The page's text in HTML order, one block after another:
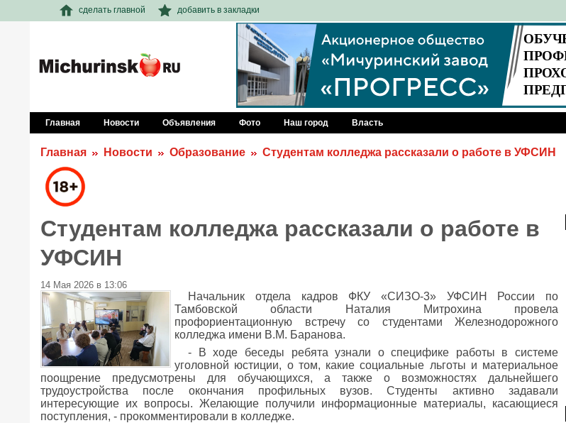
сделать главной добавить в закладки
Главная Новости Объявления Фото Наш город Власть
Главная Новости Образование Студентам колледжа рассказали о работе в УФСИН
Студентам колледжа рассказали о работе в
УФСИН
14 Мая 2026 в 13:06
Начальник отдела кадров ФКУ «СИЗО-3» УФСИН России по
Тамбовской области Наталия Митрохина провела
профориентационную встречу со студентами Железнодорожного
колледжа имени В.М. Баранова.
- В ходе беседы ребята узнали о специфике работы в системе
уголовной юстиции, о том, какие социальные льготы и материальное
поощрение предусмотрены для обучающихся, а также о возможностях дальнейшего
трудоустройства после окончания профильных вузов. Студенты активно задавали
интересующие их вопросы. Желающие получили информационные материалы, касающиеся
поступления, - прокомментировали в колледже.